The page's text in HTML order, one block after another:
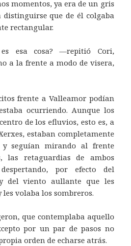
momentos, ya era de un gris
distinguirse que de él colgaba
rectangular.
esa cosa? —repitió Cori,
a la frente a modo de visera,
frente a Valleamor podían
ocurriendo. Aunque los
de los efluvios, esto es, a
estaban completamente
y seguían mirando al frente
las retaguardias de ambos
por efecto del
del viento aullante que les
volaba los sombreros.
que contemplaba aquello
por un par de pasos no
orden de echarse atrás.